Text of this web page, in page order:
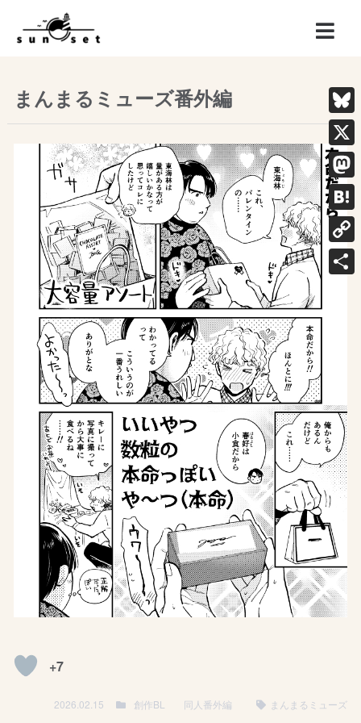
まんまるミューズ番外編
+7
2026.02.15 創作BL 同人番外編 まんまるミューズ
X
Copy
Link